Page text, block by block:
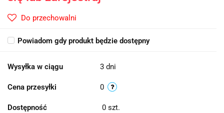
Do przechowalni
Powiadom gdy produkt będzie dostępny
Wysyłka w ciągu 3 dni
Cena przesyłki 0
Dostępność 0 szt.